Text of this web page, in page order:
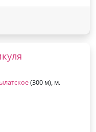
(300 м), м.